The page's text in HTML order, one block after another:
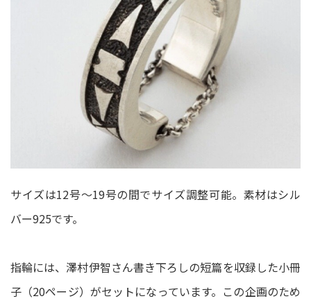
サイズは12号～19号の間でサイズ調整可能。素材はシル
バー925です。
指輪には、澤村伊智さん書き下ろしの短篇を収録した小冊
子（20ページ）がセットになっています。この企画のため